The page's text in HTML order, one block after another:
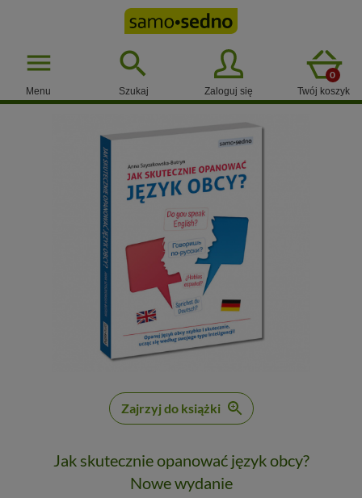

Szukaj Zaloguj się
0
Twój koszyk
menu
Menu
Zajrzyj do książki
Jak skutecznie opanować język obcy?
Nowe wydanie